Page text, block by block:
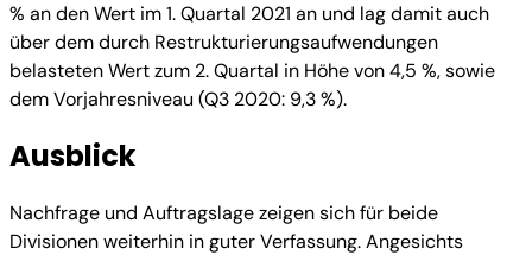
% an den Wert im 1. Quartal 2021 an und lag damit auch
über dem durch Restrukturierungsaufwendungen
belasteten Wert zum 2. Quartal in Höhe von 4,5 %, sowie
dem Vorjahresniveau (Q3 2020: 9,3 %).
Ausblick
Nachfrage und Auftragslage zeigen sich für beide
Divisionen weiterhin in guter Verfassung. Angesichts